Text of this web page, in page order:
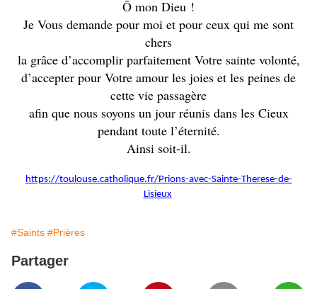
Ô mon Dieu !
Je Vous demande pour moi et pour ceux qui me sont
chers
la grâce d’accomplir parfaitement Votre sainte volonté,
d’accepter pour Votre amour les joies et les peines de
cette vie passagère
afin que nous soyons un jour réunis dans les Cieux
pendant toute l’éternité.
Ainsi soit-il.
https://toulouse.catholique.fr/Prions-avec-Sainte-Therese-de-
Lisieux
#Saints #Prières
Partager